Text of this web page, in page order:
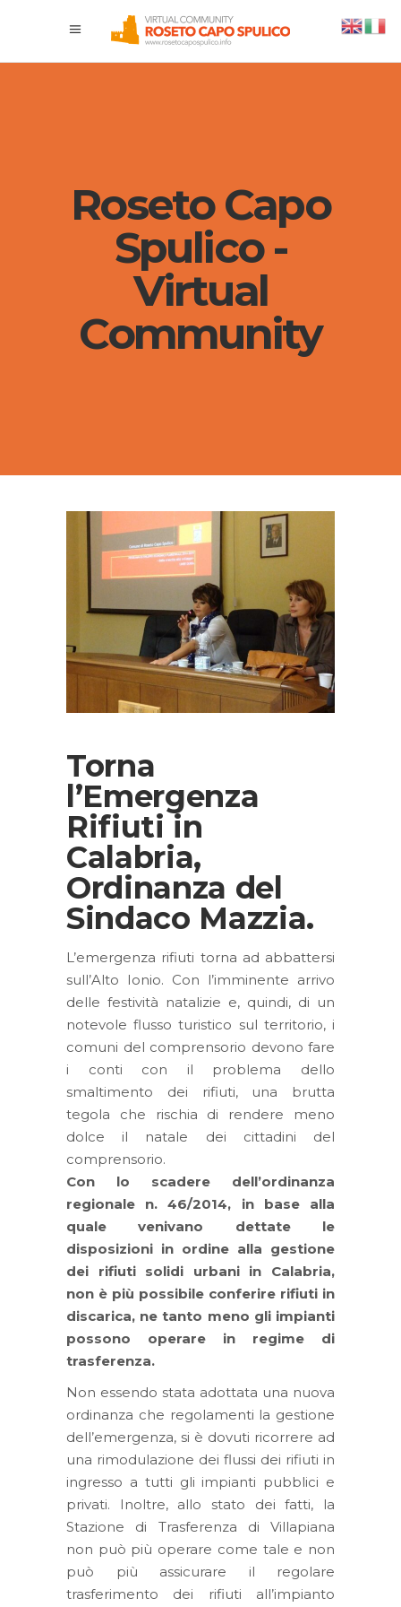
Roseto Capo
Spulico -
Virtual
Community
Torna
l’Emergenza
Rifiuti in
Calabria,
Ordinanza del
Sindaco Mazzia.
L’emergenza rifiuti torna ad abbattersi
sull’Alto Ionio. Con l’imminente arrivo
delle festività natalizie e, quindi, di un
notevole flusso turistico sul territorio, i
comuni del comprensorio devono fare
i conti con il problema dello
smaltimento dei rifiuti, una brutta
tegola che rischia di rendere meno
dolce il natale dei cittadini del
comprensorio.
Con lo scadere dell’ordinanza
regionale n. 46/2014, in base alla
quale venivano dettate le
disposizioni in ordine alla gestione
dei rifiuti solidi urbani in Calabria,
non è più possibile conferire rifiuti in
discarica, ne tanto meno gli impianti
possono operare in regime di
trasferenza.
Non essendo stata adottata una nuova
ordinanza che regolamenti la gestione
dell’emergenza, si è dovuti ricorrere ad
una rimodulazione dei flussi dei rifiuti in
ingresso a tutti gli impianti pubblici e
privati. Inoltre, allo stato dei fatti, la
Stazione di Trasferenza di Villapiana
non può più operare come tale e non
può più assicurare il regolare
trasferimento dei rifiuti all’impianto